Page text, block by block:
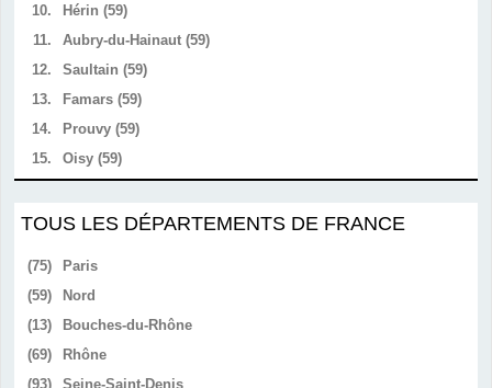
10.
Hérin (59)
11.
Aubry-du-Hainaut (59)
12.
Saultain (59)
13.
Famars (59)
14.
Prouvy (59)
15.
Oisy (59)
TOUS LES DÉPARTEMENTS DE FRANCE
(75)
Paris
(59)
Nord
(13)
Bouches-du-Rhône
(69)
Rhône
(93)
Seine-Saint-Denis